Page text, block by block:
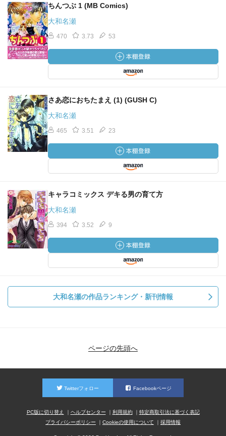
ちんつぶ 1 (MB Comics)
大和名瀬
470 3.73 53
さあ恋におちたまえ (1) (GUSH C)
大和名瀬
465 3.51 23
キャラコミックス デキる男の育て方
大和名瀬
394 3.52 9
大和名瀬の作品ランキング・新刊情報
ページの先頭へ
Twitterフォロー Facebookページ
PC版に切り替え ヘルプセンター 利用規約
特定商取引法に基づく表記
プライバシーポリシー
Cookieの使用について 採用情報